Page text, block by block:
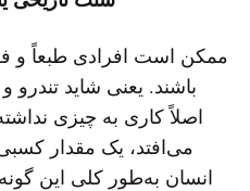
ممکن است افرادی طبعاً و
باشند. یعنی شاید تندرو
اصلاً کاری به چیزی
می‌افتد، یک مقدار
انسان به‌طور کلی این